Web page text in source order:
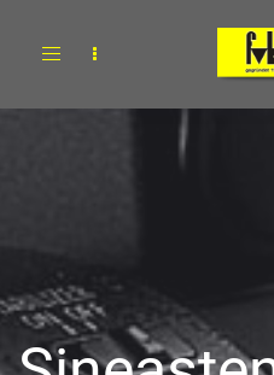
Toggle